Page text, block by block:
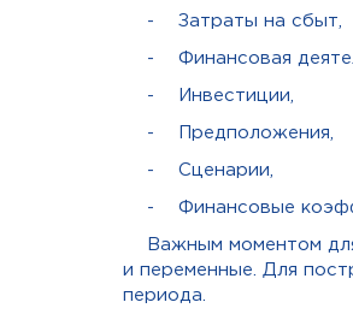
- Затраты на сбыт,
- Финансовая
- Инвестиции,
- Предположения,
- Сценарии,
- Финансовые
Важным моментом
и переменные. Для
периода.